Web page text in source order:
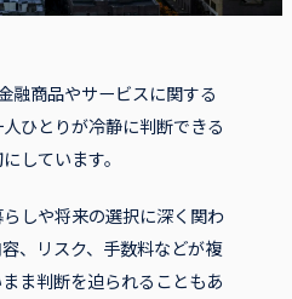
融商品やサービスに関する
ひとりが冷静に判断できる
しています。
しや将来の選択に深く関わ
、リスク、手数料などが複
ま判断を迫られることもあ